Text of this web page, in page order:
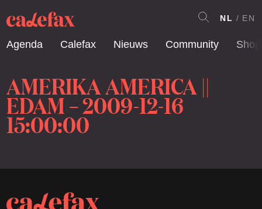
Agenda Calefax Nieuws Community Shop
NL EN
AMERIKA AMERICA ||
EDAM – 2009-12-16
15:00:00